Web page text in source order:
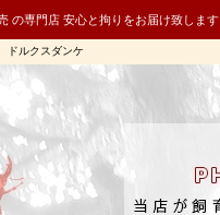
の専門店 安心と拘りをお届け致します
ドルクスダンケ